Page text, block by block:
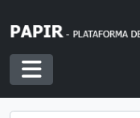
Toggle